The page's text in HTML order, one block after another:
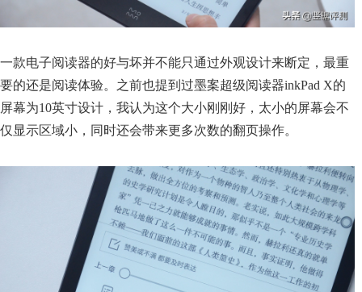
一款电子阅读器的好与坏并不能只通过外观设计来断定，最重
要的还是阅读体验。之前也提到过墨案超级阅读器inkPad X的
屏幕为10英寸设计，我认为这个大小刚刚好，太小的屏幕会不
仅显示区域小，同时还会带来更多次数的翻页操作。